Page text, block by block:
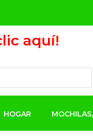
aquí!
HOGAR